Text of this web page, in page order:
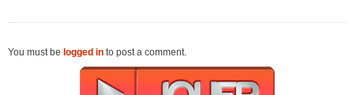
You must be logged in to post a comment.